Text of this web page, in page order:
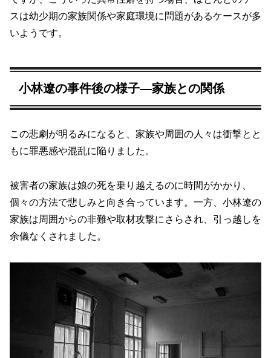
スは幼少期の家族関係や家庭環境に問題があるケースが多
いようです。
小林遼の事件後の様子―家族との関係
この悲劇が明るみになると、家族や周囲の人々は衝撃とと
もに罪悪感や混乱に陥りました。
被害者の家族は娘の死を乗り越えるのに時間がかかり、
個々の方法で悲しみと向き合っています。一方、小林遼の
家族は周囲からの非難や取材攻撃にさらされ、引っ越しを
余儀なくされました。